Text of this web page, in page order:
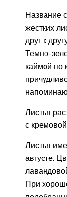
Название
жестких
друг к
Темно-
каймой по
Листья
с
Листья
августе.
При